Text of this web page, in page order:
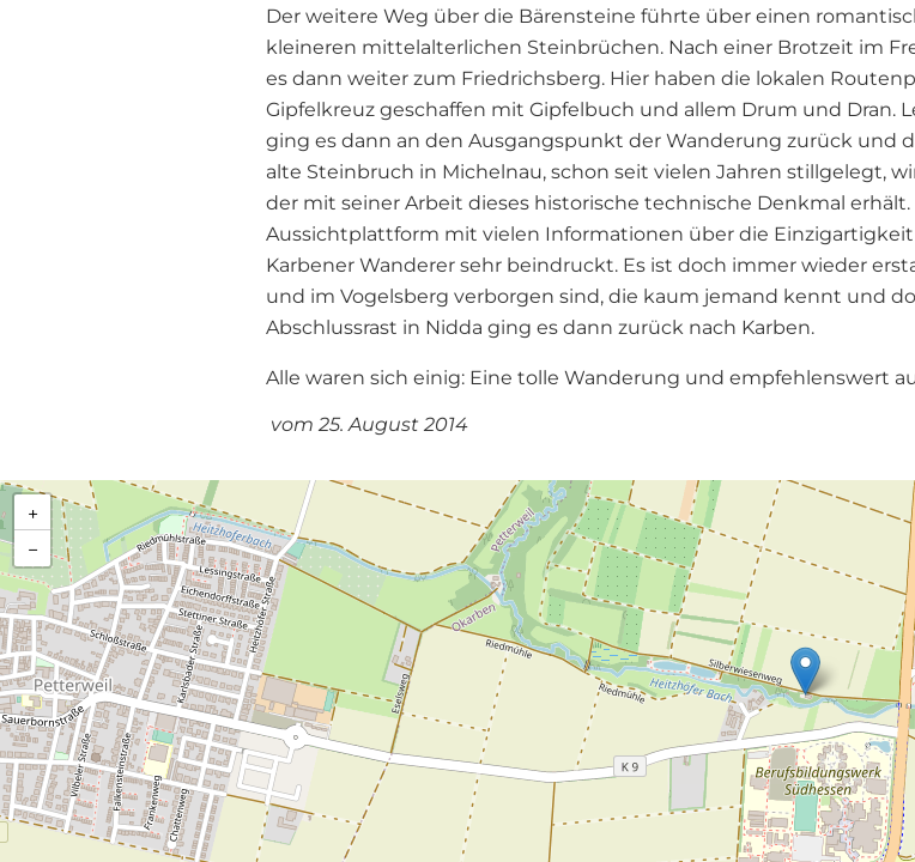
Der weitere Weg über die Bärensteine führte über einen
kleineren mittelalterlichen Steinbrüchen. Nach einer Brotzeit im
es dann weiter zum Friedrichsberg. Hier haben die lokalen
Gipfelkreuz geschaffen mit Gipfelbuch und allem Drum und Dran.
ging es dann an den Ausgangspunkt der Wanderung zurück und
alte Steinbruch in Michelnau, schon seit vielen Jahren stillgelegt,
der mit seiner Arbeit dieses historische technische Denkmal
Aussichtplattform mit vielen Informationen über die
Karbener Wanderer sehr beindruckt. Es ist doch immer wieder
und im Vogelsberg verborgen sind, die kaum jemand kennt und
Abschlussrast in Nidda ging es dann zurück nach Karben.
Alle waren sich einig: Eine tolle Wanderung und empfehlenswert
vom 25. August 2014
+
−